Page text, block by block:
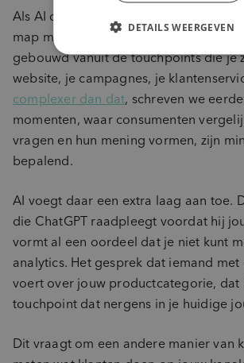
Als AI de klantreis verandert, moet je
map mee veranderen. De meeste
gebouwd vanuit de touchpoints die je
website, je campagnes, je
complexer dan dat, schreven we
momenten, waar consumenten
vragen en hun mening vormen, zijn
bepalend.
AI voegt daar een extra laag aan toe.
die ChatGPT raadpleegt voordat hij
vormt al een oordeel dat je niet kunt
analytics. Het gesprek dat iemand met
voert over jouw productcategorie, dat
touchpoint dat nergens in je huidige
Dit vraagt om een andere manier van
DETAILS WEERGEVEN